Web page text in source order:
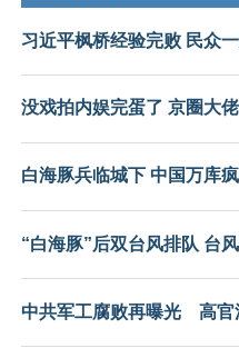
习近平枫桥经验完败 民众
没戏拍内娱完蛋了 京圈大
白海豚兵临城下 中国万库
“白海豚”后双台风排队 台
中共军工腐败再曝光 高官